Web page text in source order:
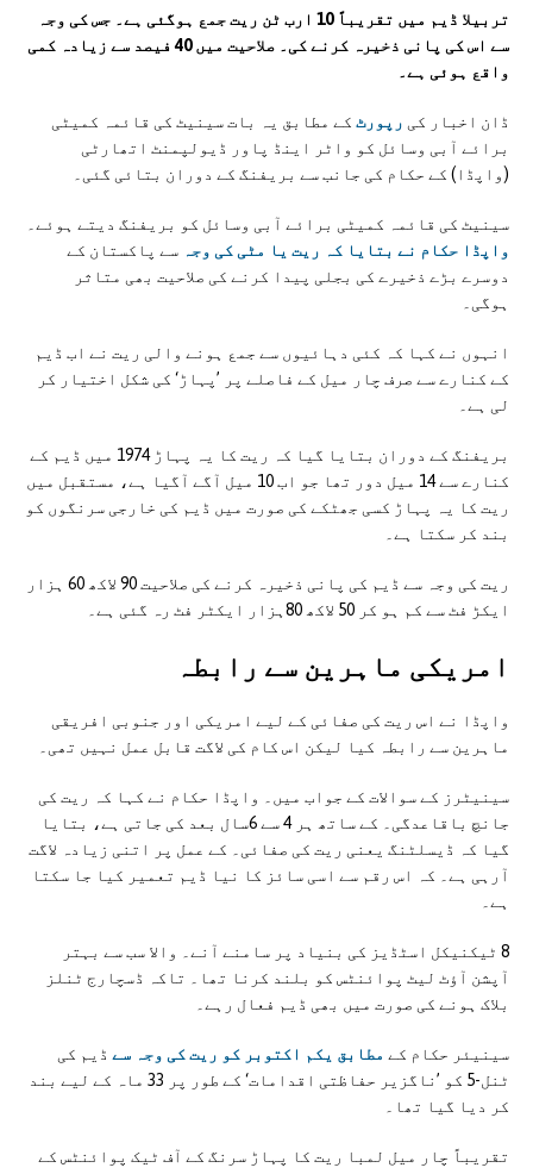
تربیلا ڈیم میں تقریباً 10 ارب ٹن ریت جمع ہوگئی ہے۔ جس کی وجہ
سے اس کی پانی ذخیرہ کرنے کی۔ صلاحیت میں 40 فیصد سے زیادہ کمی
واقع ہوئی ہے۔
ڈان اخبار کی رپورٹ کے مطابق یہ بات سینیٹ کی قائمہ کمیٹی
برائے آبی وسائل کو واٹر اینڈ پاور ڈیولپمنٹ اتھارٹی
(واپڈا) کے حکام کی جانب سے بریفنگ کے دوران بتائی گئی۔
سینیٹ کی قائمہ کمیٹی برائے آبی وسائل کو بریفنگ دیتے ہوئے۔
واپڈا حکام نے بتایا کہ ریت یا مٹی کی وجہ سے پاکستان کے
دوسرے بڑے ذخیرے کی بجلی پیدا کرنے کی صلاحیت بھی متاثر
ہوگی۔
انہوں نے کہا کہ کئی دہائیوں سے جمع ہونے والی ریت نے اب ڈیم
کے کنارے سے صرف چار میل کے فاصلے پر ’پہاڑ‘ کی شکل اختیار کر
لی ہے۔
بریفنگ کے دوران بتایا گیا کہ ریت کا یہ پہاڑ 1974 میں ڈیم کے
کنارے سے 14 میل دور تھا جو اب 10 میل آگے آگیا ہے، مستقبل میں
ریت کا یہ پہاڑ کسی جھٹکے کی صورت میں ڈیم کی خارجی سرنگوں کو
بند کر سکتا ہے۔
ریت کی وجہ سے ڈیم کی پانی ذخیرہ کرنے کی صلاحیت 90 لاکھ 60 ہزار
ایکڑ فٹ سے کم ہو کر 50 لاکھ 80ہزار ایکٹر فٹ رہ گئی ہے۔
امريکی ماہرين سے رابطہ
واپڈا نے اس ریت کی صفائی کے لیے امریکی اور جنوبی افریقی
ماہرین سے رابطہ کیا لیکن اس کام کی لاگت قابل عمل نہیں تھی۔
سینیٹرز کے سوالات کے جواب میں۔ واپڈا حکام نے کہا کہ ریت کی
جانچ باقاعدگی۔ کے ساتھ ہر 4 سے 6سال بعد کی جاتی ہے، بتایا
گیا کہ ڈیسلٹنگ یعنی ریت کی صفائی۔ کے عمل پر اتنی زیادہ لاگت
آرہی ہے۔ کہ اس رقم سے اسی سائز کا نیا ڈیم تعمیر کیا جا سکتا
ہے۔
8 ٹیکنیکل اسٹڈیز کی بنیاد پر سامنے آنے۔ والا سب سے بہتر
آپشن آؤٹ لیٹ پوائنٹس کو بلند کرنا تھا۔ تاکہ ڈسچارج ٹنلز
بلاک ہونے کی صورت میں بھی ڈیم فعال رہے۔
سینیئر حکام کے مطابق یکم اکتوبر کو ریت کی وجہ سے ڈیم کی
ٹنل-5 کو ’ناگزیر حفاظتی اقدامات‘ کے طور پر 33 ماہ کے لیے بند
کر دیا گیا تھا۔
تقریباً چار میل لمبا ریت کا پہاڑ سرنگ کے آف ٹیک پوائنٹس کے